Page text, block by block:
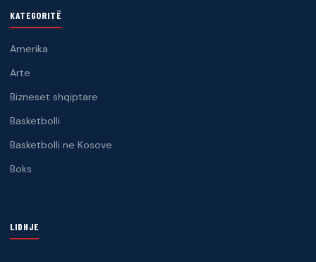
KATEGORITË
Amerika
Arte
Bizneset shqiptare
Basketbolli
Basketbolli ne Kosove
Boks
LIDHJE